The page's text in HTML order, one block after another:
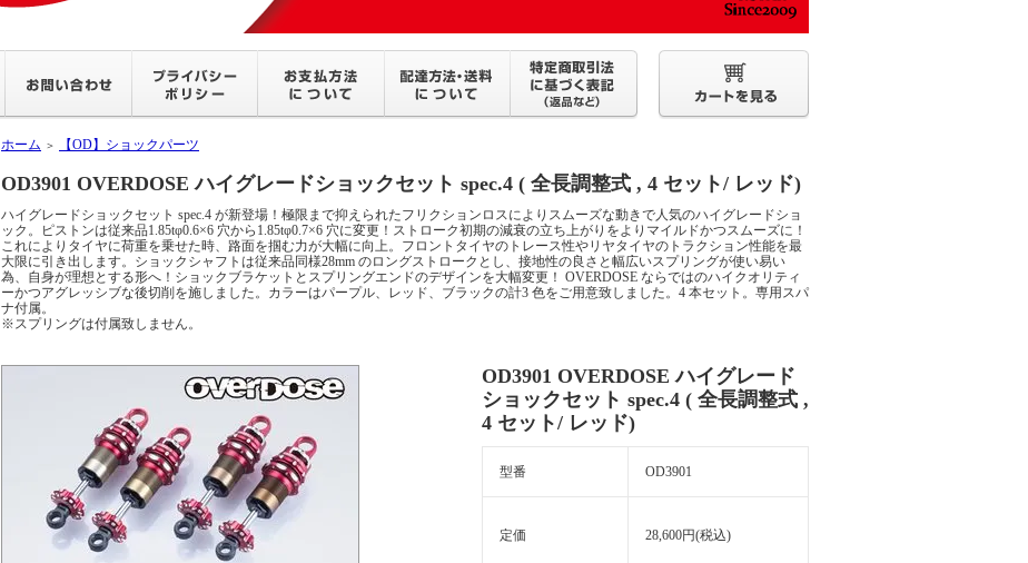
ホーム ＞ 【OD】ショックパーツ
OD3901 OVERDOSE ハイグレードショックセット spec.4 ( 全長調整式 , 4 セット/ レッド)
ハイグレードショックセット spec.4 が新登場！極限まで抑えられたフリクションロスによりスムーズな動きで人気のハイグレードショ
ック。ピストンは従来品1.85tφ0.6×6 穴から1.85tφ0.7×6 穴に変更！ストローク初期の減衰の立ち上がりをよりマイルドかつスムーズに！
これによりタイヤに荷重を乗せた時、路面を掴む力が大幅に向上。フロントタイヤのトレース性やリヤタイヤのトラクション性能を最
大限に引き出します。ショックシャフトは従来品同様28mm のロングストロークとし、接地性の良さと幅広いスプリングが使い易い
為、自身が理想とする形へ！ショックブラケットとスプリングエンドのデザインを大幅変更！ OVERDOSE ならではのハイクオリティ
ーかつアグレッシブな後切削を施しました。カラーはパープル、レッド、ブラックの計3 色をご用意致しました。4 本セット。専用スパ
ナ付属。
※スプリングは付属致しません。
OD3901 OVERDOSE ハイグレード
ショックセット spec.4 ( 全長調整式 ,
4 セット/ レッド)
型番 OD3901
定価 28,600円(税込)